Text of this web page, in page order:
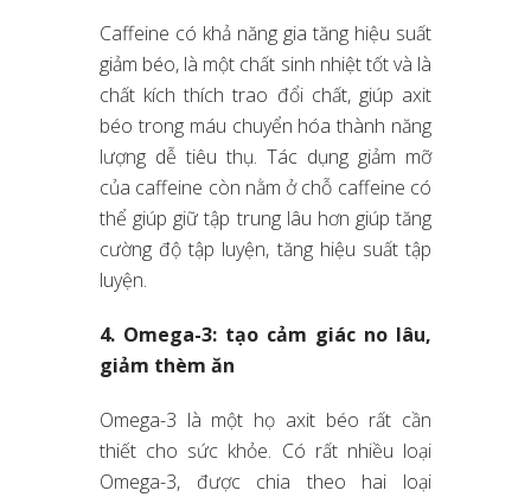
Caffeine có khả năng gia tăng hiệu suất
giảm béo, là một chất sinh nhiệt tốt và là
chất kích thích trao đổi chất, giúp axit
béo trong máu chuyển hóa thành năng
lượng dễ tiêu thụ. Tác dụng giảm mỡ
của caffeine còn nằm ở chỗ caffeine có
thể giúp giữ tập trung lâu hơn giúp tăng
cường độ tập luyện, tăng hiệu suất tập
luyện.
4. Omega-3: tạo cảm giác no lâu,
giảm thèm ăn
Omega-3 là một họ axit béo rất cần
thiết cho sức khỏe. Có rất nhiều loại
Omega-3, được chia theo hai loại